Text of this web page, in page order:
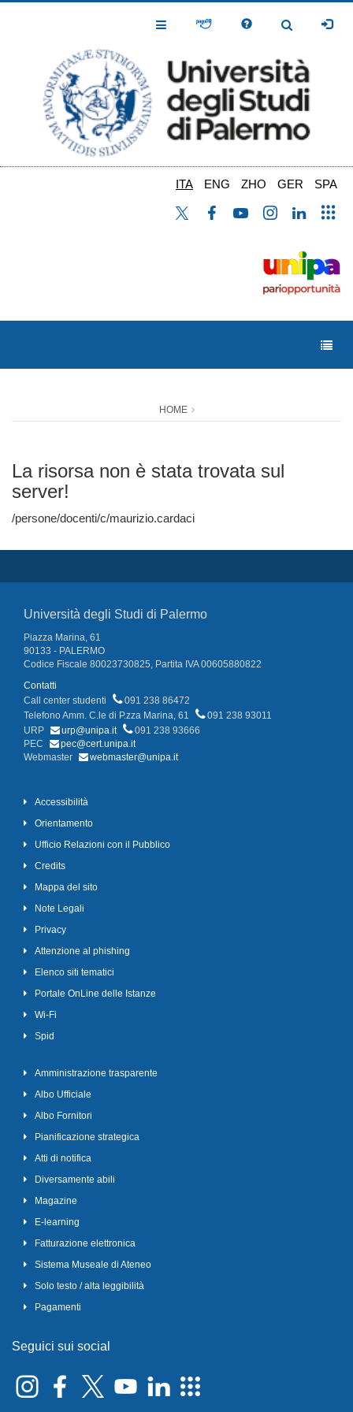
Toggle
Toggle
ITA ENG ZHO GER SPA
HOME
La risorsa non è stata trovata sul
server!
/persone/docenti/c/maurizio.cardaci
Università degli Studi di Palermo
Piazza Marina, 61
90133 - PALERMO
Codice Fiscale 80023730825, Partita IVA 00605880822
Contatti
Call center studenti
091 238 86472
Telefono Amm. C.le di P.zza Marina, 61
091 238 93011
URP
urp@unipa.it
091 238 93666
PEC
pec@cert.unipa.it
Webmaster
webmaster@unipa.it
Accessibilità
Orientamento
Ufficio Relazioni con il Pubblico
Credits
Mappa del sito
Note Legali
Privacy
Attenzione al phishing
Elenco siti tematici
Portale OnLine delle Istanze
Wi-Fi
Spid
Amministrazione trasparente
Albo Ufficiale
Albo Fornitori
Pianificazione strategica
Atti di notifica
Diversamente abili
Magazine
E-learning
Fatturazione elettronica
Sistema Museale di Ateneo
Solo testo / alta leggibilità
Pagamenti
Seguici sui social